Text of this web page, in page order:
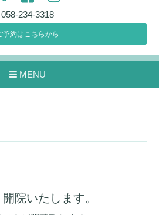
058-234-3318
予約はこちらから
MENU
院いたします。